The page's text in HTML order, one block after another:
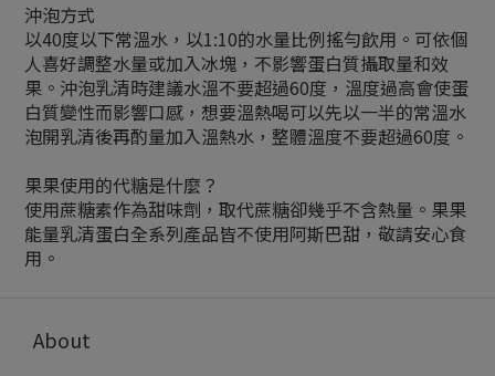
沖泡方式
以40度以下常溫水，以1:10的水量比例搖勻飲用。可依個
人喜好調整水量或加入冰塊，不影響蛋白質攝取量和效
果。沖泡乳清時建議水溫不要超過60度，溫度過高會使蛋
白質變性而影響口感，想要溫熱喝可以先以一半的常溫水
泡開乳清後再酌量加入溫熱水，整體溫度不要超過60度。
果果使用的代糖是什麼？
使用蔗糖素作為甜味劑，取代蔗糖卻幾乎不含熱量。果果
能量乳清蛋白全系列產品皆不使用阿斯巴甜，敬請安心食
用。
About